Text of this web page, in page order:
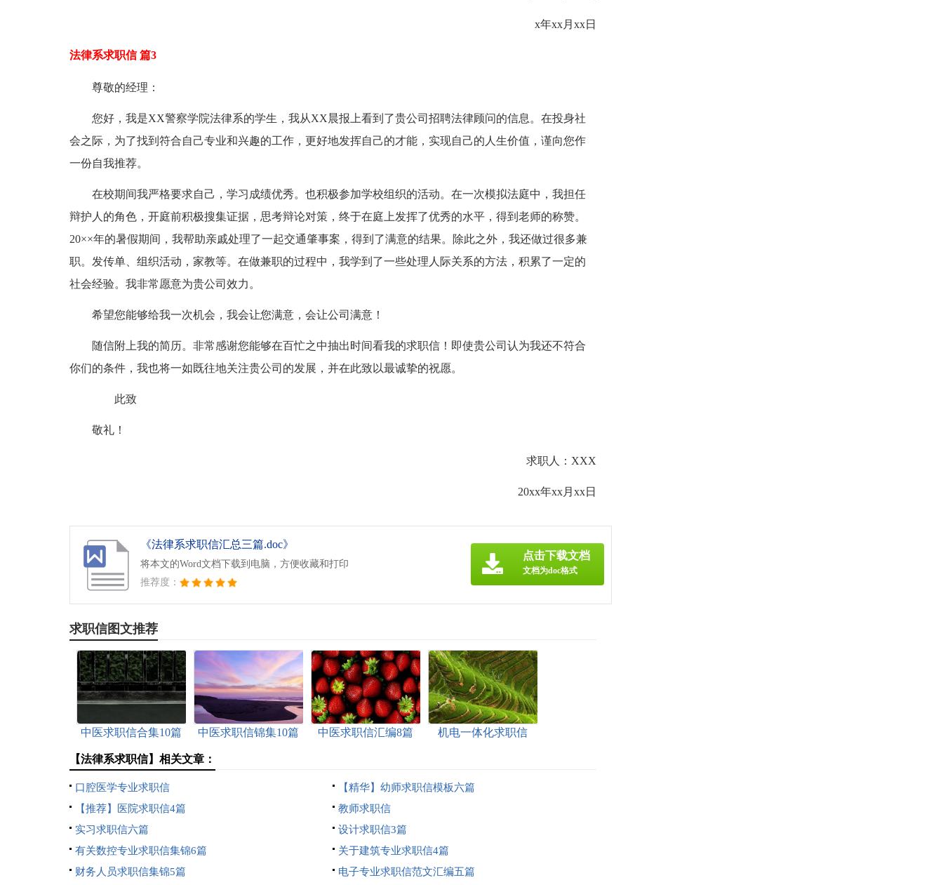
x年xx月xx日
法律系求职信 篇3
尊敬的经理：
您好，我是XX警察学院法律系的学生，我从XX晨报上看到了贵公司招聘法律顾问的信息。在投身社
会之际，为了找到符合自己专业和兴趣的工作，更好地发挥自己的才能，实现自己的人生价值，谨向您作
一份自我推荐。
在校期间我严格要求自己，学习成绩优秀。也积极参加学校组织的活动。在一次模拟法庭中，我担任
辩护人的角色，开庭前积极搜集证据，思考辩论对策，终于在庭上发挥了优秀的水平，得到老师的称赞。
20××年的暑假期间，我帮助亲戚处理了一起交通肇事案，得到了满意的结果。除此之外，我还做过很多兼
职。发传单、组织活动，家教等。在做兼职的过程中，我学到了一些处理人际关系的方法，积累了一定的
社会经验。我非常愿意为贵公司效力。
希望您能够给我一次机会，我会让您满意，会让公司满意！
随信附上我的简历。非常感谢您能够在百忙之中抽出时间看我的求职信！即使贵公司认为我还不符合
你们的条件，我也将一如既往地关注贵公司的发展，并在此致以最诚挚的祝愿。
此致
敬礼！
求职人：XXX
20xx年xx月xx日
《法律系求职信汇总三篇.doc》
将本文的Word文档下载到电脑，方便收藏和打印
推荐度：
点击下载文档
文档为doc格式
求职信图文推荐
中医求职信合集10篇 中医求职信锦集10篇 中医求职信汇编8篇 机电一体化求职信
【法律系求职信】相关文章：
口腔医学专业求职信
【精华】幼师求职信模板六篇
【推荐】医院求职信4篇
教师求职信
实习求职信六篇
设计求职信3篇
有关数控专业求职信集锦6篇
关于建筑专业求职信4篇
财务人员求职信集锦5篇
电子专业求职信范文汇编五篇